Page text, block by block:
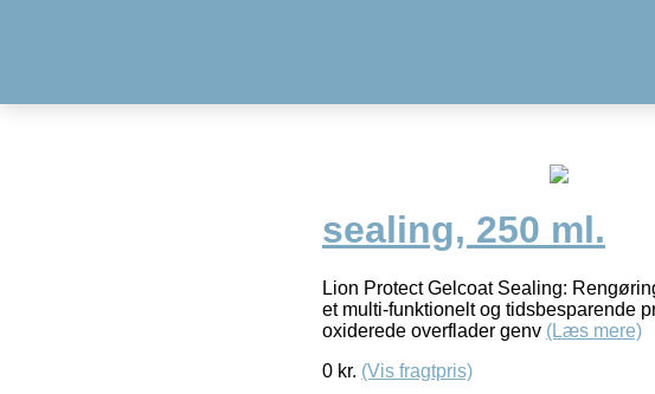
sealing, 250 ml.
Lion Protect Gelcoat Sealing:
et multi-funktionelt og tidsbesparende
oxiderede overflader genv (Læs mere)
0 kr. (Vis fragtpris)